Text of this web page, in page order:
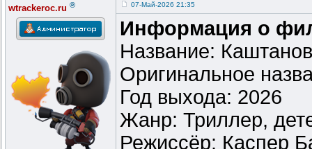
wtrackeroc.ru ® 07-Май-2026 21:35
Информация о
Название:
Оригинальное
Год выхода: 2026
Жанр: Триллер,
Режиссёр: Каспер